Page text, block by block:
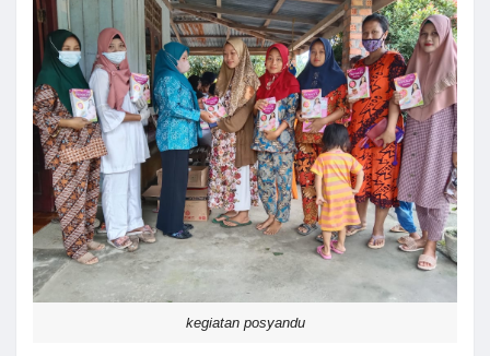
kegiatan posyandu